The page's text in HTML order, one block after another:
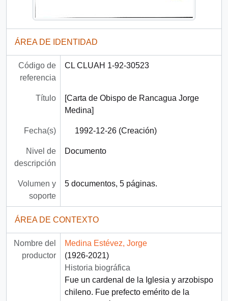
ÁREA DE IDENTIDAD
Código de
referencia
CL CLUAH 1-92-30523
Título
[Carta de Obispo de Rancagua Jorge
Medina]
Fecha(s) 1992-12-26 (Creación)
Nivel de
descripción
Documento
Volumen y
soporte
5 documentos, 5 páginas.
ÁREA DE CONTEXTO
Nombre del
productor
Medina Estévez, Jorge
(1926-2021)
Historia biográfica
Fue un cardenal de la Iglesia y arzobispo
chileno. Fue prefecto emérito de la